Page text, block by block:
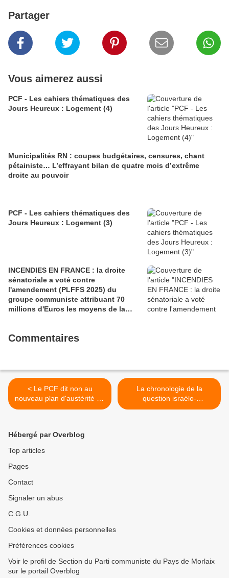
Partager
Vous aimerez aussi
PCF - Les cahiers thématiques des
Jours Heureux : Logement (4)
Municipalités RN : coupes budgétaires, censures, chant
pétainiste… L’effrayant bilan de quatre mois d’extrême
droite au pouvoir
PCF - Les cahiers thématiques des
Jours Heureux : Logement (3)
INCENDIES EN FRANCE : la droite
sénatoriale a voté contre
l'amendement (PLFFS 2025) du
groupe communiste attribuant 70
millions d'Euros les moyens de la
Commentaires
< Le PCF dit non au
nouveau plan d'austérité du
gouvernement !
La chronologie de la
question israélo-
palestinienne (Ensemble
Hébergé par Overblog
Top articles
Pages
Contact
Signaler un abus
C.G.U.
Cookies et données personnelles
Préférences cookies
Voir le profil de Section du Parti communiste du Pays de Morlaix
sur le portail Overblog